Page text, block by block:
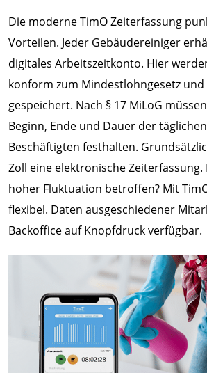
Die moderne TimO Zeiterfassung
Vorteilen. Jeder Gebäudereiniger
digitales Arbeitszeitkonto. Hier
konform zum Mindestlohngesetz und
gespeichert. Nach § 17 MiLoG
Beginn, Ende und Dauer der
Beschäftigten festhalten.
Zoll eine elektronische
hoher Fluktuation betroffen? Mit
flexibel. Daten ausgeschiedener
Backoffice auf Knopfdruck verfügbar.